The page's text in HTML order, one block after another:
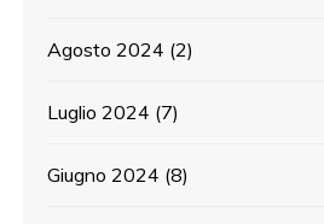
Agosto 2024 (2)
Luglio 2024 (7)
Giugno 2024 (8)